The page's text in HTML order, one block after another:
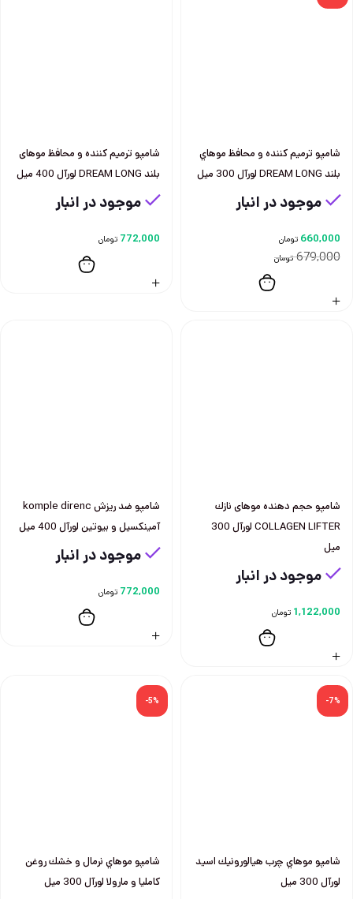
شامپو ترميم كننده و محافظ موهاي
بلند DREAM LONG لورآل 300 ميل
موجود در انبار
679,000 تومان
660,000 تومان
شامپو ترميم كننده و محافظ موهای
بلند DREAM LONG لورآل 400 ميل
موجود در انبار
772,000 تومان
شامپو حجم دهنده موهای نازك
COLLAGEN LIFTER لورآل 300
ميل
موجود در انبار
1,122,000 تومان
شامپو ضد ريزش komple direnc
آمينكسيل و بيوتين لورآل 400 ميل
موجود در انبار
772,000 تومان
-7%
شامپو موهاي چرب هيالورونيك اسيد
لورآل 300 ميل
-5%
شامپو موهاي نرمال و خشك روغن
كامليا و مارولا لورآل 300 ميل